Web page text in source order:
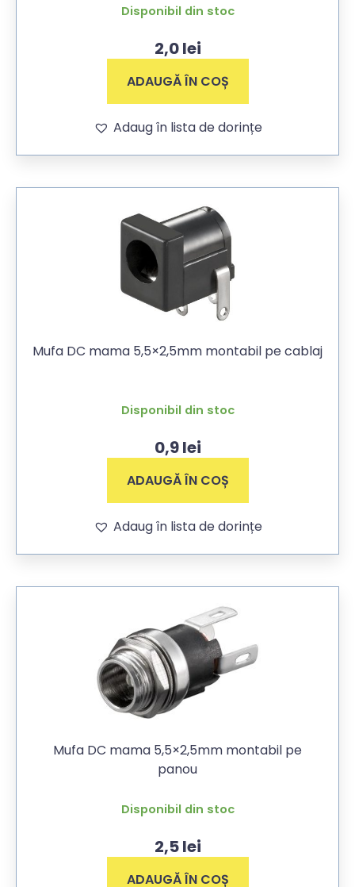
Disponibil din stoc
2,0lei
ADAUGĂ ÎN COȘ
Adaug în lista de dorințe
Mufa DC mama 5,5×2,5mm montabil pe cablaj
Disponibil din stoc
0,9lei
ADAUGĂ ÎN COȘ
Adaug în lista de dorințe
Mufa DC mama 5,5×2,5mm montabil pe
panou
Disponibil din stoc
2,5lei
ADAUGĂ ÎN COȘ